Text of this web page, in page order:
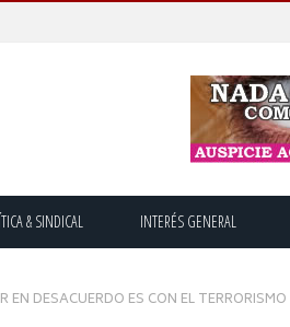
& SINDICAL INTERÉS GENERAL
EN DESACUERDO ES CON EL TERRORISMO